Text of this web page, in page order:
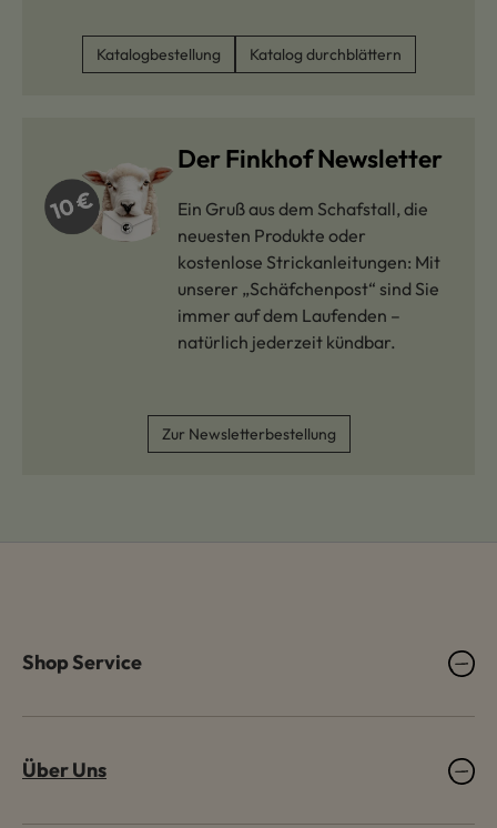
Katalogbestellung Katalog durchblättern
Der Finkhof Newsletter
Ein Gruß aus dem Schafstall, die
neuesten Produkte oder
kostenlose Strickanleitungen: Mit
unserer „Schäfchenpost“ sind Sie
immer auf dem Laufenden –
natürlich jederzeit kündbar.
Zur Newsletterbestellung
Shop Service
Über Uns